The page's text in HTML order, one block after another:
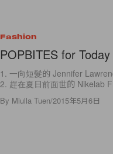
Fashion
POPBITES for
1. 一向短髮的 Jennifer
2. 趕在夏日前面世的 Nikelab
By Miulla Tuen/2015年5月6日